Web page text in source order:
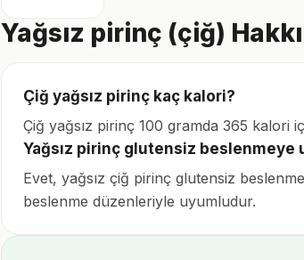
Yağsız pirinç (çiğ)
Çiğ yağsız pirinç kaç kalori?
Çiğ yağsız pirinç 100 gramda 365 kalori
Yağsız pirinç glutensiz beslenmeye
Evet, yağsız çiğ pirinç glutensiz
beslenme düzenleriyle uyumludur.